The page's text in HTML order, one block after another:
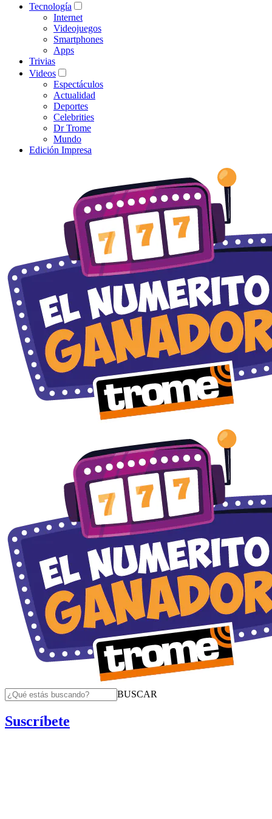
Tecnología
Internet
Videojuegos
Smartphones
Apps
Trivias
Videos
Espectáculos
Actualidad
Deportes
Celebrities
Dr Trome
Mundo
Edición Impresa
BUSCAR
Suscríbete